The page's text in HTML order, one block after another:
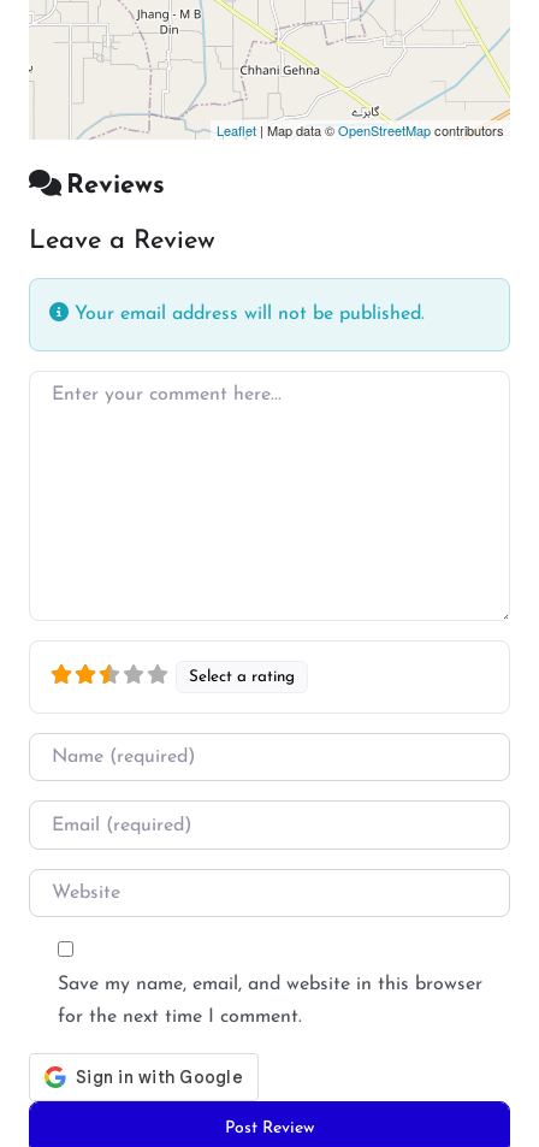
Leaflet | Map data ©OpenStreetMapcontributors
Reviews
Leave a Review
Your email address will not be published.
Enter your comment here…
Select a rating
Name
Email
Website
Save my name, email, and website in this browser
for the next time I comment.